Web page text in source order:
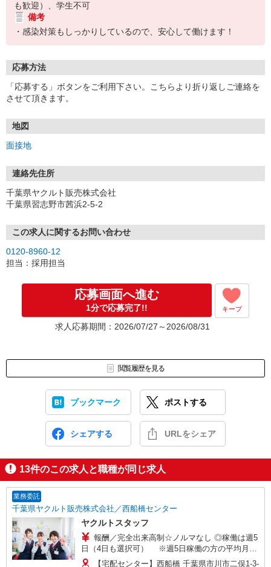
も歓迎）、学生不可
備考
・感染対策もしっかりしているので、安心して働けます！
応募方法
「応募する」ボタンをご利用下さい。こちらより折り返しご連絡を
させて頂きます。
地図
面接地
連絡先住所
千葉県ヤクルト販売株式会社
千葉県習志野市茜浜2-5-2
この求人に関するお問い合わせ
0120-8960-12
担当：採用担当
応募画面へ進む
1分で応募完了!! キープ
求人応募期間：2026/07/27～2026/08/31
閲覧履歴を見る
ブックマーク ポストする
シェアする URLをシェア
13件のこの求人と職種が同じ求人
業務委託
千葉県ヤクルト販売株式会社／西船橋センター
ヤクルトスタッフ
報酬／完全出来高制☆ノルマなし ◎稼働は週5
日（4日も選択可） ※週5日稼働の方の平均月収
27万円 「あなたに合わせた」働き方ができます。
【宅配センター】西船橋 千葉県市川市二俣1-3-